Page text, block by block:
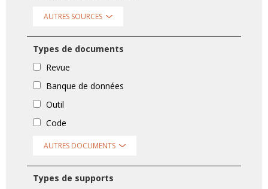
AUTRES SOURCES
Types de documents
Revue
Banque de données
Outil
Code
AUTRES DOCUMENTS
Types de supports